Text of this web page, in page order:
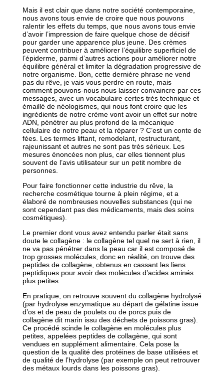
Mais il est clair que dans notre société contemporaine,
nous avons tous envie de croire que nous pouvons
ralentir les effets du temps, que nous avons tous envie
d’avoir l’impression de faire quelque chose de décisif
pour garder une apparence plus jeune. Des crèmes
peuvent contribuer à améliorer l’équilibre superficiel de
l’épiderme, parmi d’autres actions pour améliorer notre
équilibre général et limiter la dégradation progressive de
notre organisme. Bon, cette dernière phrase ne vend
pas du rêve, je vais vous perdre en route, mais
comment pouvons-nous nous laisser convaincre par ces
messages, avec un vocabulaire certes très technique et
émaillé de néologismes, qui nous font croire que les
ingrédients de notre crème vont avoir un effet sur notre
ADN, pénétrer au plus profond de la mécanique
cellulaire de notre peau et la réparer ? C’est un conte de
fées. Les termes liftant, remodelant, restructurant,
rajeunissant et autres ne sont pas très sérieux. Les
mesures énoncées non plus, car elles tiennent plus
souvent de l’avis utilisateur sur un petit nombre de
personnes.
Pour faire fonctionner cette industrie du rêve, la
recherche cosmétique tourne à plein régime, et a
élaboré de nombreuses nouvelles substances (qui ne
sont cependant pas des médicaments, mais des soins
cosmétiques).
Le premier dont vous avez entendu parler était sans
doute le collagène : le collagène tel quel ne sert à rien, il
ne va pas pénétrer dans la peau car il est composé de
trop grosses molécules, donc en réalité, on trouve des
peptides de collagène, obtenus en cassant les liens
peptidiques pour avoir des molécules d’acides aminés
plus petites.
En pratique, on retrouve souvent du collagène hydrolysé
(par hydrolyse enzymatique au départ de gélatine issue
d’os et de peau de poulets ou de porcs puis de
collagène dit marin issu des déchets de poissons gras).
Ce procédé scinde le collagène en molécules plus
petites, appelées peptides de collagène, qui sont
vendues en supplément alimentaire. Cela pose la
question de la qualité des protéines de base utilisées et
de qualité de l’hydrolyse (par exemple on peut retrouver
des métaux lourds dans les poissons gras).